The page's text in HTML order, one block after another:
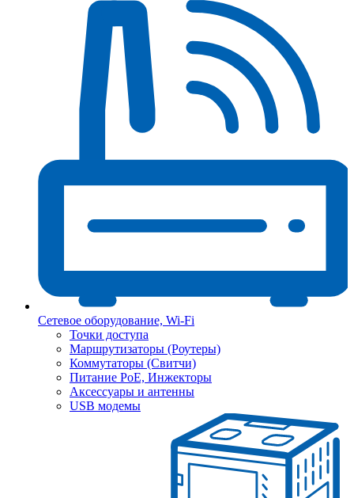
Сетевое оборудование, Wi-Fi
Точки доступа
Маршрутизаторы (Роутеры)
Коммутаторы (Свитчи)
Питание PoE, Инжекторы
Аксессуары и антенны
USB модемы